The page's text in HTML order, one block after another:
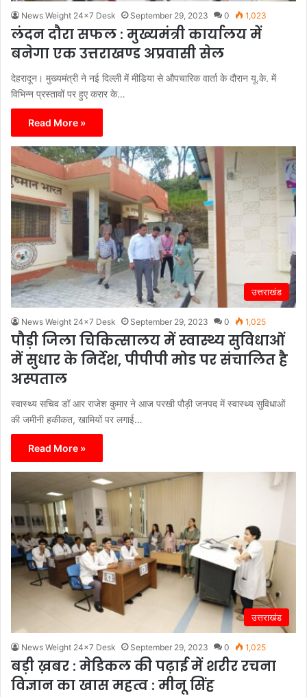
News Weight 24x7 Desk September 29, 2023 0 1,023
लंदन दौरा सफल : मुख्यमंत्री कार्यालय में
बनेगा एक उत्तराखण्ड अप्रवासी सेल
देहरादून। मुख्यमंत्री ने नई दिल्ली में मीडिया से औपचारिक वार्ता के दौरान यू.के. में
विभिन्न प्रस्तावों पर हुए करार के…
Read More »
उत्तराखंड
News Weight 24x7 Desk September 29, 2023 0 1,025
पौड़ी जिला चिकित्सालय में स्वास्थ्य सुविधाओं
में सुधार के निर्देश, पीपीपी मोड पर संचालित है
अस्पताल
स्वास्थ्य सचिव डॉ आर राजेश कुमार ने आज परखी पौड़ी जनपद में स्वास्थ्य सुविधाओं
की जमीनी हकीकत, खामियों पर लगाई…
Read More »
उत्तराखंड
News Weight 24x7 Desk September 29, 2023 0 1,025
बड़ी ख़बर : मेडिकल की पढ़ाई में शरीर रचना
विज्ञान का खास महत्व : मीनू सिंह